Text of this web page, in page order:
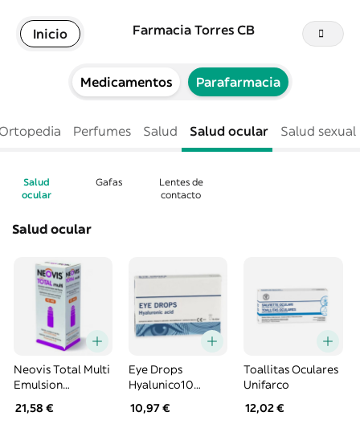
Inicio Farmacia Torres CB
Medicamentos Parafarmacia
Perfumes Salud Salud ocular Salud sexual
Salud
ocular
Gafas
Lentes de
contacto
Salud ocular
Neovis Total Multi
Emulsion
1 Envase 15 Ml
21,58 €
Eye Drops
Hyalunico10
10,97 €
Toallitas Oculares
Unifarco
12,02 €